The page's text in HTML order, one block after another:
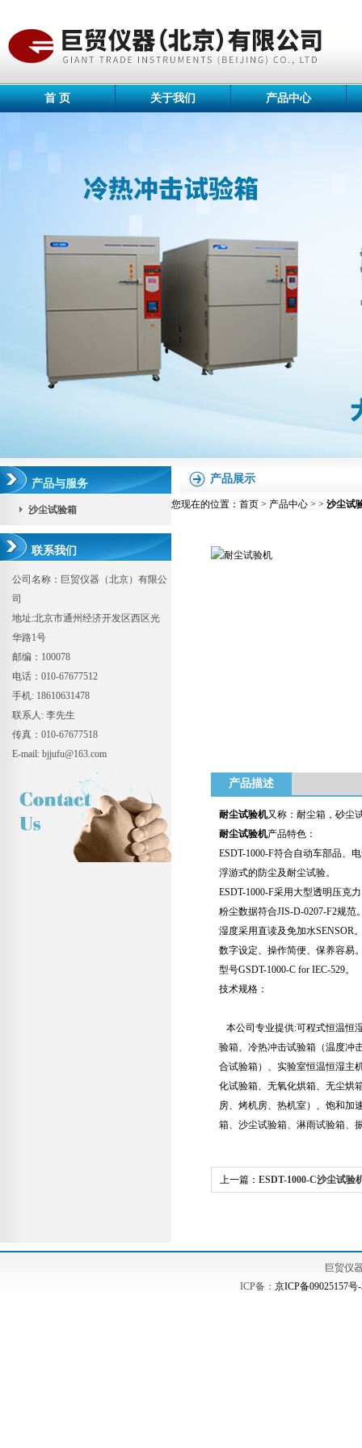
首 页 关于我们 产品中心
产品与服务
沙尘试验箱
联系我们
公司名称：巨贸仪器（北京）有限公
司
地址:北京市通州经济开发区西区光
华路1号
邮编：100078
电话：010-67677512
手机: 18610631478
联系人: 李先生
传真：010-67677518
E-mail: bjjufu@163.com
产品展示
您现在的位置： 首页 > 产品中心 > > 沙尘试
产品描述
耐尘试验机又称：耐尘箱，砂尘
耐尘试验机产品特色：
ESDT-1000-F符合自动车部品、
浮游式的防尘及耐尘试验。
ESDT-1000-F采用大型透明压克
粉尘数据符合JIS-D-0207-F2规范
湿度采用直读及免加水SENSOR
数字设定、操作简便、保养容易
型号GSDT-1000-C for IEC-529。
技术规格：
本公司专业提供:可程式恒温恒
验箱、冷热冲击试验箱（温度冲
合试验箱）、实验室恒温恒湿主
化试验箱、无氧化烘箱、无尘烘
房、烤机房、热机室）、饱和加
箱、沙尘试验箱、淋雨试验箱、
上一篇： ESDT-1000-C沙尘试验
巨贸仪
ICP备： 京ICP备09025157号